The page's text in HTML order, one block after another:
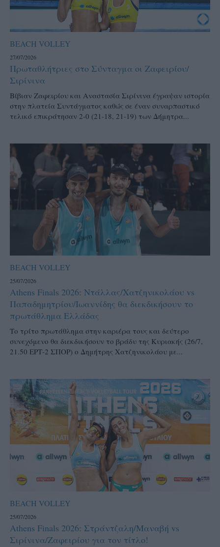
BEACH VOLLEY
27/07/2026
Πρωταθλήτριες στο Σύνταγμα οι Ζαφειρίου/
Σιρίνινα
Βίβιαν Ζαφειρίου και Αναστασία Σιρίνινα έγραψαν ιστορία
στην πλατεία Συντάγματος καθώς σε έναν συναρπαστικό
τελικό επικράτησαν 2-0 (21-18, 21-19) των Δήμητρα...
BEACH VOLLEY
25/07/2026
Athens Finals 2026: Ντάλλας/Χατζηνικολάου vs
Παπαδημητρίου/Ιωαννίδης θα διεκδικήσουν το
πρωτάθλημα Ελλάδας
Το τρίτο πρωτάθλημα στην καριέρα τους και δεύτερο
συνεχόμενο θα διεκδικήσουν το βράδυ της Κυριακής (26/7,
21.50 ΕΡΤ-2 ΣΠΟΡ) ο Δημήτρης Χατζηνικολάου με...
BEACH VOLLEY
25/07/2026
Athens Finals 2026: Στράντζαλη/Μαναβή vs
Σιρίνινα/Ζαφειρίου για τον τίτλο!